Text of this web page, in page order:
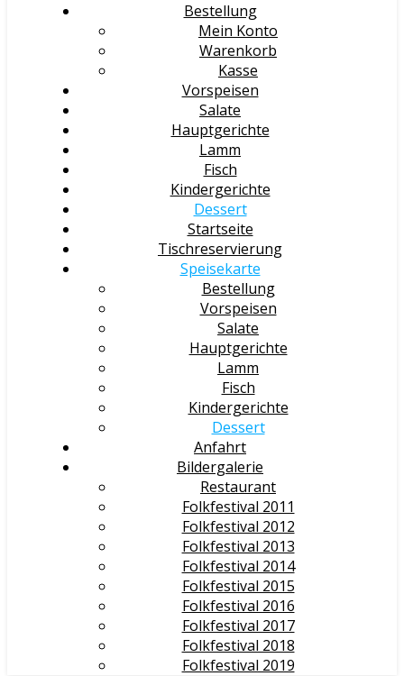
Bestellung
Mein Konto
Warenkorb
Kasse
Vorspeisen
Salate
Hauptgerichte
Lamm
Fisch
Kindergerichte
Dessert
Startseite
Tischreservierung
Speisekarte
Bestellung
Vorspeisen
Salate
Hauptgerichte
Lamm
Fisch
Kindergerichte
Dessert
Anfahrt
Bildergalerie
Restaurant
Folkfestival 2011
Folkfestival 2012
Folkfestival 2013
Folkfestival 2014
Folkfestival 2015
Folkfestival 2016
Folkfestival 2017
Folkfestival 2018
Folkfestival 2019